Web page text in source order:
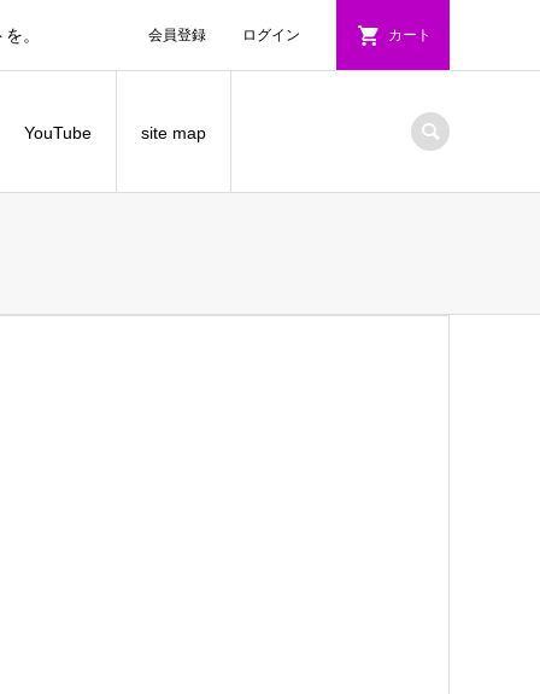
。 会員登録 ログイン カート
YouTube site map